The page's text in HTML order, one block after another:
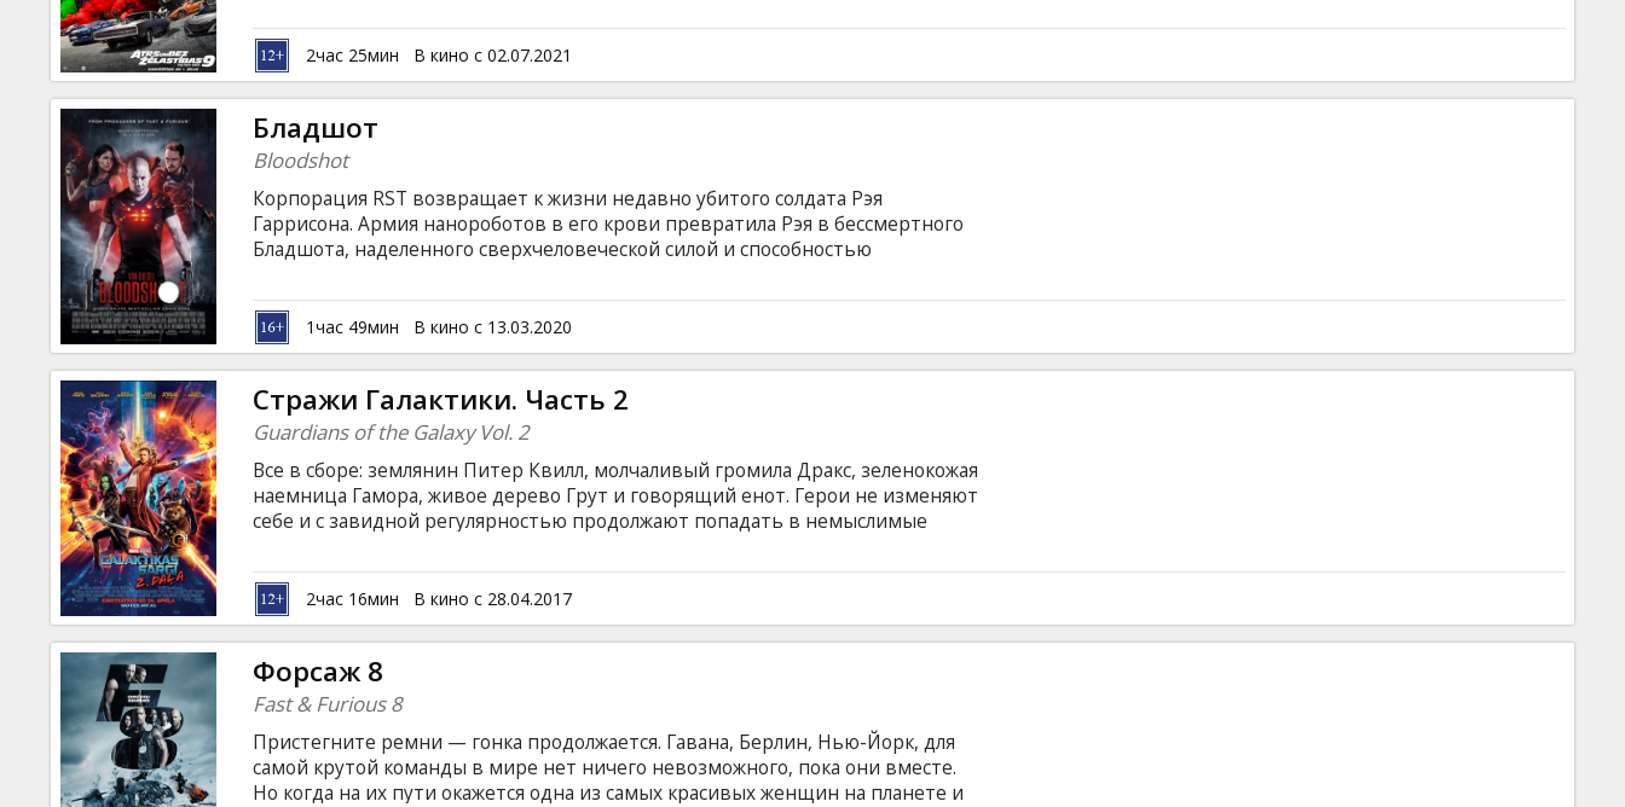
предотвратить дерзкий план по захвату мира, который придумал самый
опасный преступник и безбашенный водитель из всех, с кем они
сталкивались ранее. Ситуация усложняется тем, что этот человек — брат
Доминика Джейкоб. Фильм на английском языке с субтитрами на латышском
и русском языках.
2час 25мин В кино с 02.07.2021
Бладшот
Bloodshot
Корпорация RST возвращает к жизни недавно убитого солдата Рэя
Гаррисона. Армия нанороботов в его крови превратила Рэя в бессмертного
Бладшота, наделенного сверхчеловеческой силой и способностью
разум и воспоминания. Но герой пойдет на все, чтобы выяснить правду!
Фильм на английском языке с субтитрами на латышском и русском языках.
1час 49мин В кино с 13.03.2020
Стражи Галактики. Часть 2
Guardians of the Galaxy Vol. 2
Все в сборе: землянин Питер Квилл, молчаливый громила Дракс, зеленокожая
наемница Гамора, живое дерево Грут и говорящий енот. Герои не изменяют
себе и с завидной регулярностью продолжают попадать в немыслимые
для окружающих. На этот раз им предстоит раскрыть одну из самых главных
тайн во всей Галактике: кто же на самом деле отец Питера Квилла? Фильм на
английском языке с субтитрами на латышском и русском языках. Сеансы в
формате 2D и 3D.
2час 16мин В кино с 28.04.2017
Форсаж 8
Fast & Furious 8
Пристегните ремни — гонка продолжается. Гавана, Берлин, Нью-Йорк, для
самой крутой команды в мире нет ничего невозможного, пока они вместе.
Но когда на их пути окажется одна из самых красивых женщин на планете и